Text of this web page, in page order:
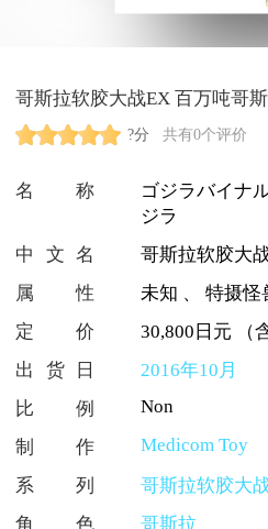
哥斯拉软胶大战EX 百万吨哥
?分 共有0个评价
名称
ゴジラバイナ
ジラ
中文名
哥斯拉软胶大
属性
未知 、 特摄怪
定价
30,800日元 （
出货日
2016年10月
比例
Non
制作
Medicom Toy
系列
哥斯拉软胶大
角色
哥斯拉